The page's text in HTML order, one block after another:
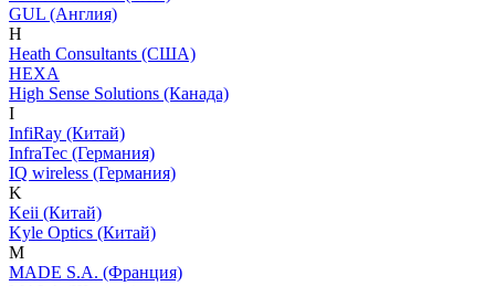
GUL (Англия)
H
Heath Consultants (США)
HEXA
High Sense Solutions (Канада)
I
InfiRay (Китай)
InfraTec (Германия)
IQ wireless (Германия)
K
Keii (Китай)
Kyle Optics (Китай)
M
MADE S.A. (Франция)